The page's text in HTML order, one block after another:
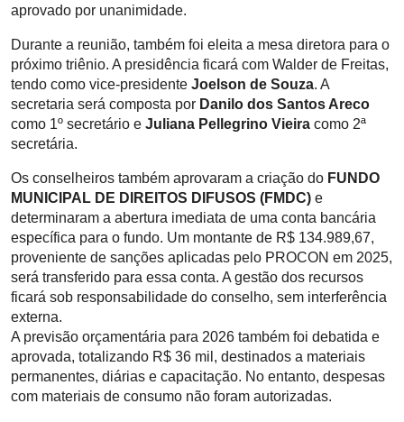
aprovado por unanimidade.
Durante a reunião, também foi eleita a mesa diretora para o
próximo triênio. A presidência ficará com Walder de Freitas,
tendo como vice-presidente Joelson de Souza. A
secretaria será composta por Danilo dos Santos Areco
como 1º secretário e Juliana Pellegrino Vieira como 2ª
secretária.
Os conselheiros também aprovaram a criação do FUNDO
MUNICIPAL DE DIREITOS DIFUSOS (FMDC) e
determinaram a abertura imediata de uma conta bancária
específica para o fundo. Um montante de R$ 134.989,67,
proveniente de sanções aplicadas pelo PROCON em 2025,
será transferido para essa conta. A gestão dos recursos
ficará sob responsabilidade do conselho, sem interferência
externa.
A previsão orçamentária para 2026 também foi debatida e
aprovada, totalizando R$ 36 mil, destinados a materiais
permanentes, diárias e capacitação. No entanto, despesas
com materiais de consumo não foram autorizadas.